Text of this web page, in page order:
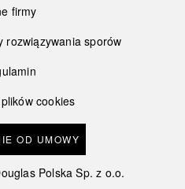
firmy
rozwiązywania sporów
cookies
OD UMOWY
Polska Sp. z o.o.